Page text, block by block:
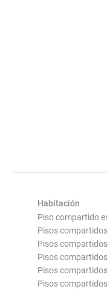
Habitación
Piso compartido
Pisos
Pisos
Pisos
Pisos
Pisos